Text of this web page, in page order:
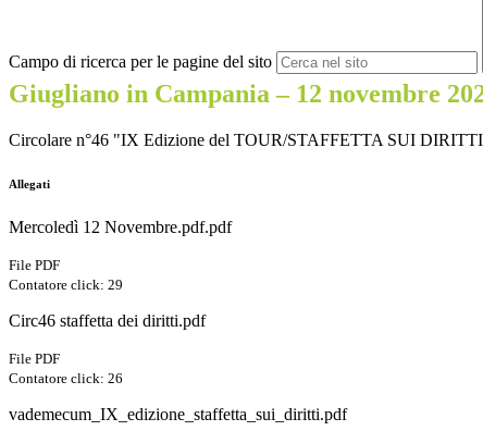
Campo di ricerca per le pagine del sito
Giugliano in Campania – 12 novembre
Circolare n°46 "IX Edizione del TOUR/STAFFETTA SUI
Allegati
Mercoledì 12 Novembre.pdf.pdf
File PDF
Contatore click: 29
Circ46 staffetta dei diritti.pdf
File PDF
Contatore click: 26
vademecum_IX_edizione_staffetta_sui_diritti.pdf